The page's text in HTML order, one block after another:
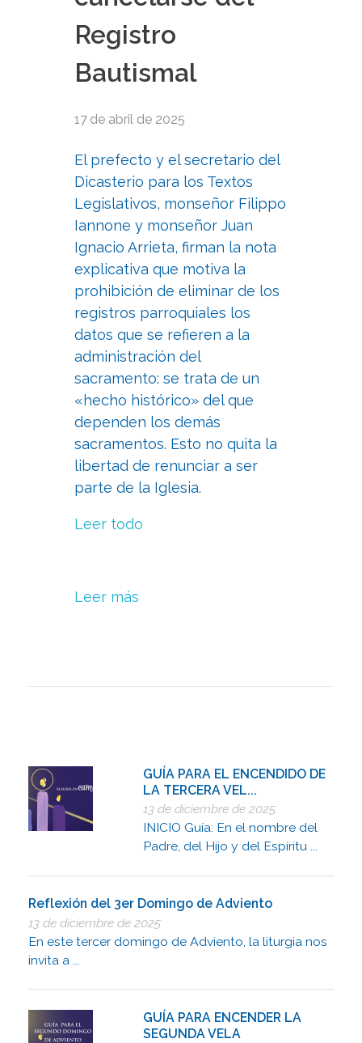
Registro
Bautismal
17 de abril de 2025
El prefecto y el secretario del
Dicasterio para los Textos
Legislativos, monseñor Filippo
Iannone y monseñor Juan
Ignacio Arrieta, firman la nota
explicativa que motiva la
prohibición de eliminar de los
registros parroquiales los
datos que se refieren a la
administración del
sacramento: se trata de un
«hecho histórico» del que
dependen los demás
sacramentos. Esto no quita la
libertad de renunciar a ser
parte de la Iglesia.
Leer todo
Leer más
GUÍA PARA EL ENCENDIDO DE
LA TERCERA VEL...
13 de diciembre de 2025
INICIO Guía: En el nombre del
Padre, del Hijo y del Espíritu ...
Reflexión del 3er Domingo de Adviento
13 de diciembre de 2025
En este tercer domingo de Adviento, la liturgia nos
invita a ...
GUÍA PARA ENCENDER LA
SEGUNDA VELA